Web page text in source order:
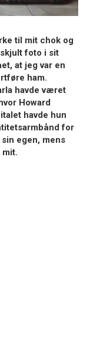
til mit chok og
foto i sit
at jeg var en
ham.
havde været
Howard
havde hun
for
egen, mens
mit.